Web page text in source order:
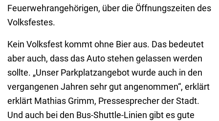
Feuerwehrangehörigen, über die Öffnungszeiten des
Volksfestes.
Kein Volksfest kommt ohne Bier aus. Das bedeutet
aber auch, dass das Auto stehen gelassen werden
sollte. „Unser Parkplatzangebot wurde auch in den
vergangenen Jahren sehr gut angenommen“, erklärt
erklärt Mathias Grimm, Pressesprecher der Stadt.
Und auch bei den Bus-Shuttle-Linien gibt es gute